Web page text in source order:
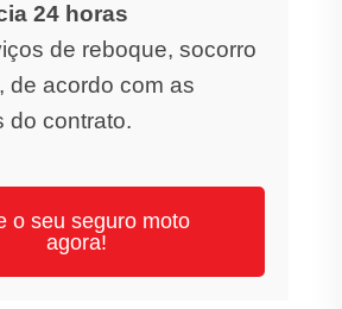
24 horas
de reboque, socorro
de acordo com as
do contrato.
o seu seguro moto
agora!